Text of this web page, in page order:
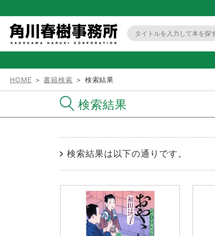
HOME ＞書籍検索 ＞ 検索結果
検索結果
検索結果は以下の通りです。